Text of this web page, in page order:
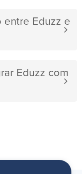
entre Eduzz e
Eduzz com